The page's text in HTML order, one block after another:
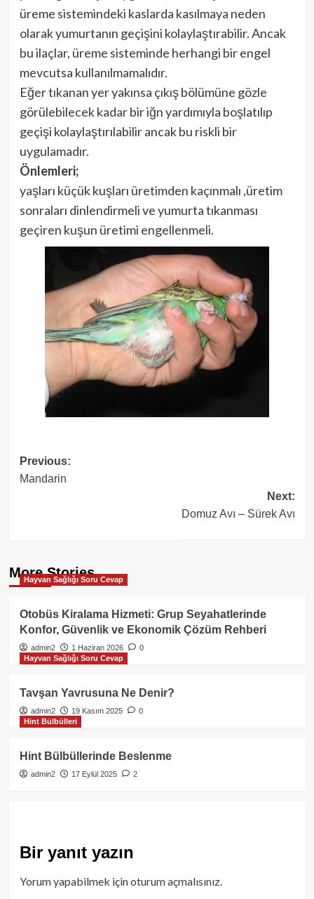
üreme sistemindeki kaslarda kasılmaya neden
olarak yumurtanın geçişini kolaylaştırabilir. Ancak
bu ilaçlar, üreme sisteminde herhangi bir engel
mevcutsa kullanılmamalıdır.
Eğer tıkanan yer yakınsa çıkış bölümüne gözle
görülebilecek kadar bir iğn yardımıyla boşlatılıp
geçişi kolaylaştırılabilir ancak bu riskli bir
uygulamadır.
Önlemleri;
yaşları küçük kuşları üretimden kaçınmalı ,üretim
sonraları dinlendirmeli ve yumurta tıkanması
geçiren kuşun üretimi engellenmeli.
Post
navigation
Previous:
Mandarin
Next:
Domuz Avı – Sürek Avı
More Stories
Hayvan Sağlığı Soru Cevap
Otobüs Kiralama Hizmeti: Grup Seyahatlerinde
Konfor, Güvenlik ve Ekonomik Çözüm Rehberi
admin2 1 Haziran 2026
0
Hayvan Sağlığı Soru Cevap
Tavşan Yavrusuna Ne Denir?
admin2 19 Kasım 2025
0
Hint Bülbülleri
Hint Bülbüllerinde Beslenme
admin2 17 Eylül 2025 2
Bir yanıt yazın
Yorum yapabilmek içinoturum açmalısınız.